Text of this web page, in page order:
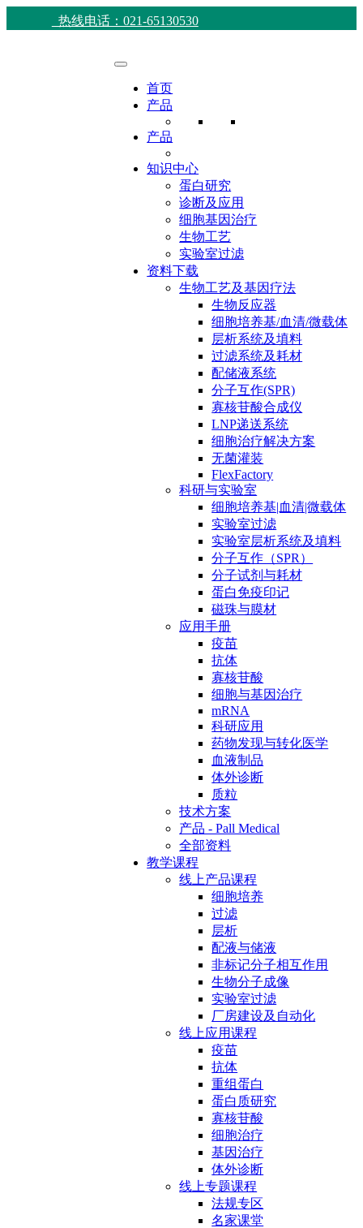
热线电话：021-65130530
首页
产品
产品
知识中心
蛋白研究
诊断及应用
细胞基因治疗
生物工艺
实验室过滤
资料下载
生物工艺及基因疗法
生物反应器
细胞培养基/血清/微载体
层析系统及填料
过滤系统及耗材
配储液系统
分子互作(SPR)
寡核苷酸合成仪
LNP递送系统
细胞治疗解决方案
无菌灌装
FlexFactory
科研与实验室
细胞培养基|血清|微载体
实验室过滤
实验室层析系统及填料
分子互作（SPR）
分子试剂与耗材
蛋白免疫印记
磁珠与膜材
应用手册
疫苗
抗体
寡核苷酸
细胞与基因治疗
mRNA
科研应用
药物发现与转化医学
血液制品
体外诊断
质粒
技术方案
产品 - Pall Medical
全部资料
教学课程
线上产品课程
细胞培养
过滤
层析
配液与储液
非标记分子相互作用
生物分子成像
实验室过滤
厂房建设及自动化
线上应用课程
疫苗
抗体
重组蛋白
蛋白质研究
寡核苷酸
细胞治疗
基因治疗
体外诊断
线上专题课程
法规专区
名家课堂